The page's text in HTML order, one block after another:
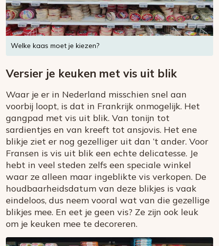
Welke kaas moet je kiezen?
Versier je keuken met vis uit blik
Waar je er in Nederland misschien snel aan
voorbij loopt, is dat in Frankrijk onmogelijk. Het
gangpad met vis uit blik. Van tonijn tot
sardientjes en van kreeft tot ansjovis. Het ene
blikje ziet er nog gezelliger uit dan ’t ander. Voor
Fransen is vis uit blik een echte delicatesse. Je
hebt in veel steden zelfs een speciale winkel
waar ze alleen maar ingeblikte vis verkopen. De
houdbaarheidsdatum van deze blikjes is vaak
eindeloos, dus neem vooral wat van die gezellige
blikjes mee. En eet je geen vis? Ze zijn ook leuk
om je keuken mee te decoreren.